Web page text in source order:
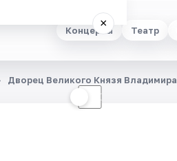
Концерты Театр
×
☾
Дворец Великого Князя Владимира